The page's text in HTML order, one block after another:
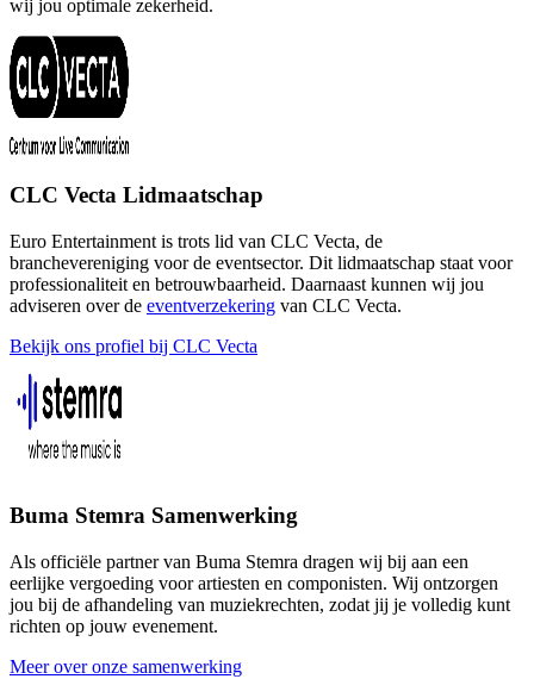
wij jou optimale zekerheid.
CLC Vecta Lidmaatschap
Euro Entertainment is trots lid van CLC Vecta, de
branchevereniging voor de eventsector. Dit lidmaatschap staat voor
professionaliteit en betrouwbaarheid. Daarnaast kunnen wij jou
adviseren over de eventverzekering van CLC Vecta.
Bekijk ons profiel bij CLC Vecta
Buma Stemra Samenwerking
Als officiële partner van Buma Stemra dragen wij bij aan een
eerlijke vergoeding voor artiesten en componisten. Wij ontzorgen
jou bij de afhandeling van muziekrechten, zodat jij je volledig kunt
richten op jouw evenement.
Meer over onze samenwerking